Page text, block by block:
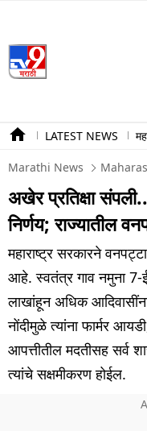
LATEST NEWS
Marathi News
अखेर प्रतिक्षा
निर्णय; राज्यातील
महाराष्ट्र सरकारने
आहे. स्वतंत्र गाव नमुना 7-
लाखांहून अधिक
नोंदीमुळे त्यांना फार्मर
आपत्तीतील मदतीसह सर्व
त्यांचे सक्षमीकरण होईल.